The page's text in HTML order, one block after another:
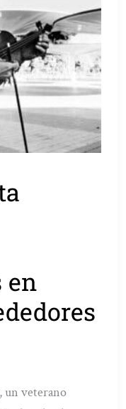
en
un veterano